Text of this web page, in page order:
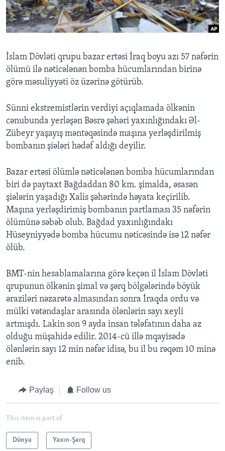
BIZI IZLƏYIN
Dillər
İslam Dövləti qrupu bazar ertəsi İraq boyu azı 57 nəfərin
ölümü ilə nəticələnən bomba hücumlarından birinə
görə məsuliyyəti öz üzərinə götürüb.
Sünni ekstremistlərin verdiyi açıqlamada ölkənin
cənubunda yerləşən Bəsrə şəhəri yaxınlığındakı Əl-
Zübeyr yaşayış məntəqəsində maşına yerləşdirilmiş
bombanın şiələri hədəf aldığı deyilir.
Bazar ertəsi ölümlə nəticələnən bomba hücumlarından
biri də paytaxt Bağdaddan 80 km. şimalda, əsasən
şiələrin yaşadığı Xalis şəhərində həyata keçirilib.
Maşına yerləşdirimiş bombanın partlaması 35 nəfərin
ölümünə səbəb olub. Bağdad yaxınlığındakı
Hüseyniyyədə bomba hücumu nəticəsində isə 12 nəfər
ölüb.
BMT-nin hesablamalarına görə keçən il İslam Dövləti
qrupunun ölkənin şimal və şərq bölgələrində böyük
əraziləri nəzarətə almasından sonra İraqda ordu və
mülki vətəndaşlar arasında ölənlərin sayı xeyli
artmışdı. Lakin son 9 ayda insan tələfatının daha az
olduğu müşahidə edilir. 2014-cü illə mqayisədə
ölənlərin sayı 12 min nəfər idisə, bu il bu rəqəm 10 minə
enib.
Paylaş Follow us
This item is part of
Dünya Yaxın-Şərq